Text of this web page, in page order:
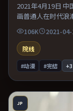
2021年4月19日
画普通人在时代浪
烧脑与推理的观
106K 2021-
院线
#动漫 #完结 +3
JP